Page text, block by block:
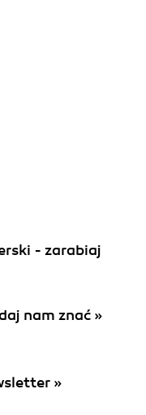
- zarabiaj
nam znać »
»